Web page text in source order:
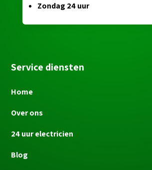
Zondag 24 uur
Service diensten
Home
Over ons
24 uur electricien
Blog